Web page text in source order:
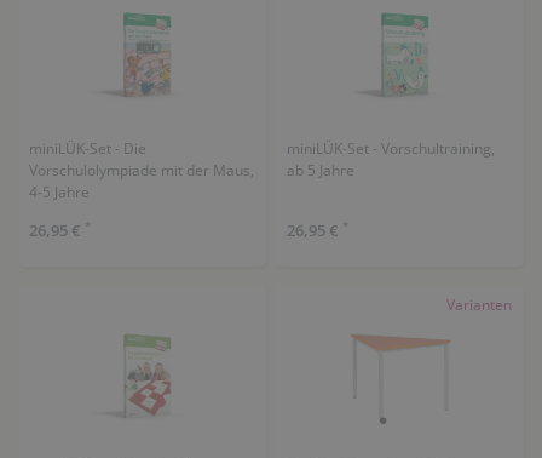
miniLÜK-Set - Die
Vorschulolympiade mit der Maus,
4-5 Jahre
26,95 € *
miniLÜK-Set - Vorschultraining,
ab 5 Jahre
26,95 € *
Varianten